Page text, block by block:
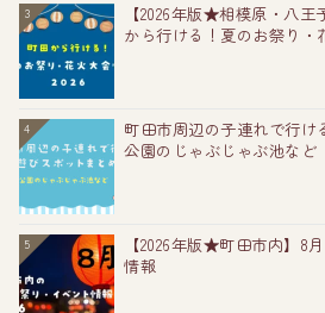
3
【2026年版★相模原・八
から行ける！夏のお祭り・
4
町田市周辺の子連れで行け
公園のじゃぶじゃぶ池など
5
【2026年版★町田市内】8
情報